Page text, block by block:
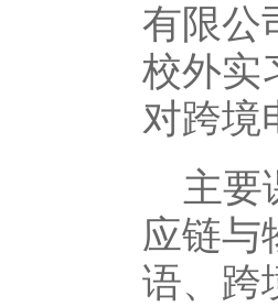
有限公
校外实
对跨境
主要
应链与
语、跨